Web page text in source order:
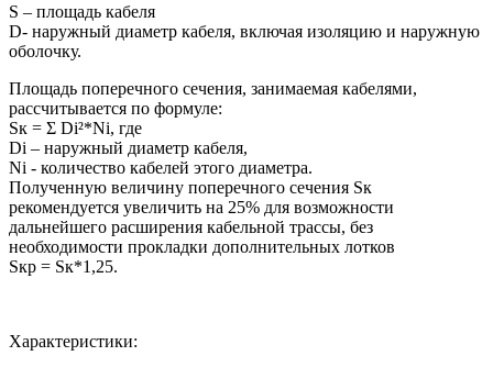
S – площадь кабеля
D- наружный диаметр кабеля, включая изоляцию и наружную
оболочку.
Площадь поперечного сечения, занимаемая кабелями,
рассчитывается по формуле:
Sк = Σ Di²*Ni, где
Di – наружный диаметр кабеля,
Ni - количество кабелей этого диаметра.
Полученную величину поперечного сечения Sк
рекомендуется увеличить на 25% для возможности
дальнейшего расширения кабельной трассы, без
необходимости прокладки дополнительных лотков
Sкр = Sк*1,25.
Характеристики: